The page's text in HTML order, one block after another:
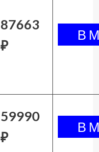
87663
₽
59990
₽